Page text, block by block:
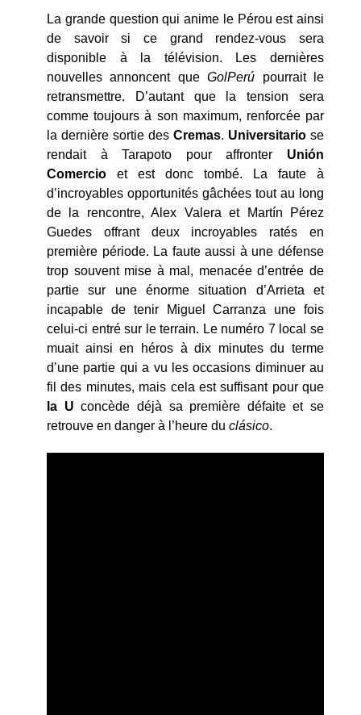
La grande question qui anime le Pérou est ainsi
de savoir si ce grand rendez-vous sera
disponible à la télévision. Les dernières
nouvelles annoncent queGolPerú pourrait le
retransmettre. D’autant que la tension sera
comme toujours à son maximum, renforcée par
la dernière sortie des Cremas. Universitario se
rendait à Tarapoto pour affronter Unión
Comercio et est donc tombé. La faute à
d’incroyables opportunités gâchées tout au long
de la rencontre, Alex Valera et Martín Pérez
Guedes offrant deux incroyables ratés en
première période. La faute aussi à une défense
trop souvent mise à mal, menacée d’entrée de
partie sur une énorme situation d’Arrieta et
incapable de tenir Miguel Carranza une fois
celui-ci entré sur le terrain. Le numéro 7 local se
muait ainsi en héros à dix minutes du terme
d’une partie qui a vu les occasions diminuer au
fil des minutes, mais cela est suffisant pour que
la U concède déjà sa première défaite et se
retrouve en danger à l’heure du clásico.